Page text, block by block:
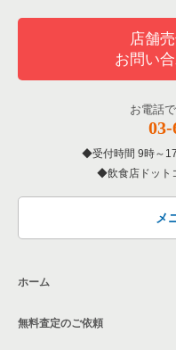
店舗
お問い
お電話
03-
受付時間 9時～
飲食店ドット
メ
ホーム
無料査定のご依頼